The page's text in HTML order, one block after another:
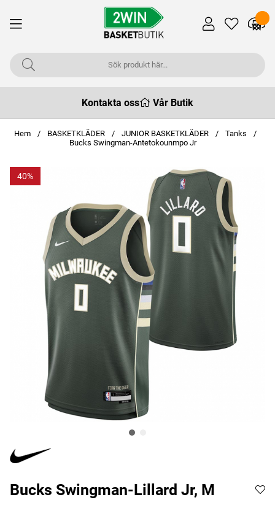
Kontakta oss Vår Butik
Hem BASKETKLÄDER JUNIOR BASKETKLÄDER
Tanks
Bucks Swingman-Antetokounmpo Jr
40
Bucks Swingman-Lillard Jr, M